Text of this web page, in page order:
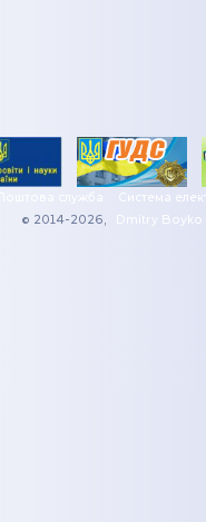
Поштова служба
Система
© 2014-2026,
Dmitry Boyko